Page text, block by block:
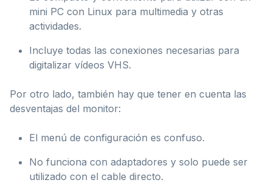
mini PC con Linux para multimedia y otras
actividades.
Incluye todas las conexiones necesarias para
digitalizar vídeos VHS.
Por otro lado, también hay que tener en cuenta las
desventajas del monitor:
El menú de configuración es confuso.
No funciona con adaptadores y solo puede ser
utilizado con el cable directo.